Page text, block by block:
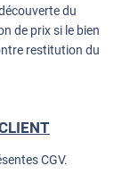
du
de prix si le bien
restitution du
CGV.